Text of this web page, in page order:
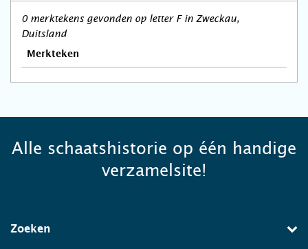
0 merktekens gevonden op letter F in Zweckau,
Duitsland
Merkteken
Alle schaatshistorie op één handige
verzamelsite!
Zoeken